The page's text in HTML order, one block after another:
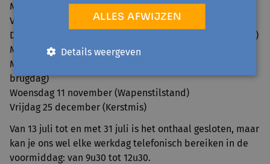
Maandag 6 april (Paasmaandag)
Vrijdag 1 mei (Dag van de Arbeid)
Donderdag 14 en vrijdag 15 mei (Hemelvaart en brugdag)
Maandag 25 mei (Pinkstermaandag)
Maandag 20 en dinsdag 21 juli (Nationale feestdag en
brugdag)
Woensdag 11 november (Wapenstilstand)
Vrijdag 25 december (Kerstmis)
Van 13 juli tot en met 31 juli is het onthaal gesloten, maar
kan je ons wel elke werkdag telefonisch bereiken in de
voormiddag: van 9u30 tot 12u30.
ALLES AFWIJZEN
Details weergeven